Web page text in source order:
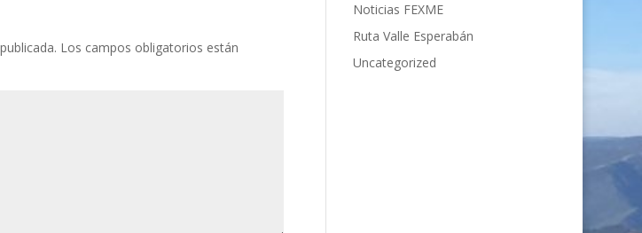
Los campos obligatorios están
Noticias FEXME
Ruta Valle Esperabán
Uncategorized